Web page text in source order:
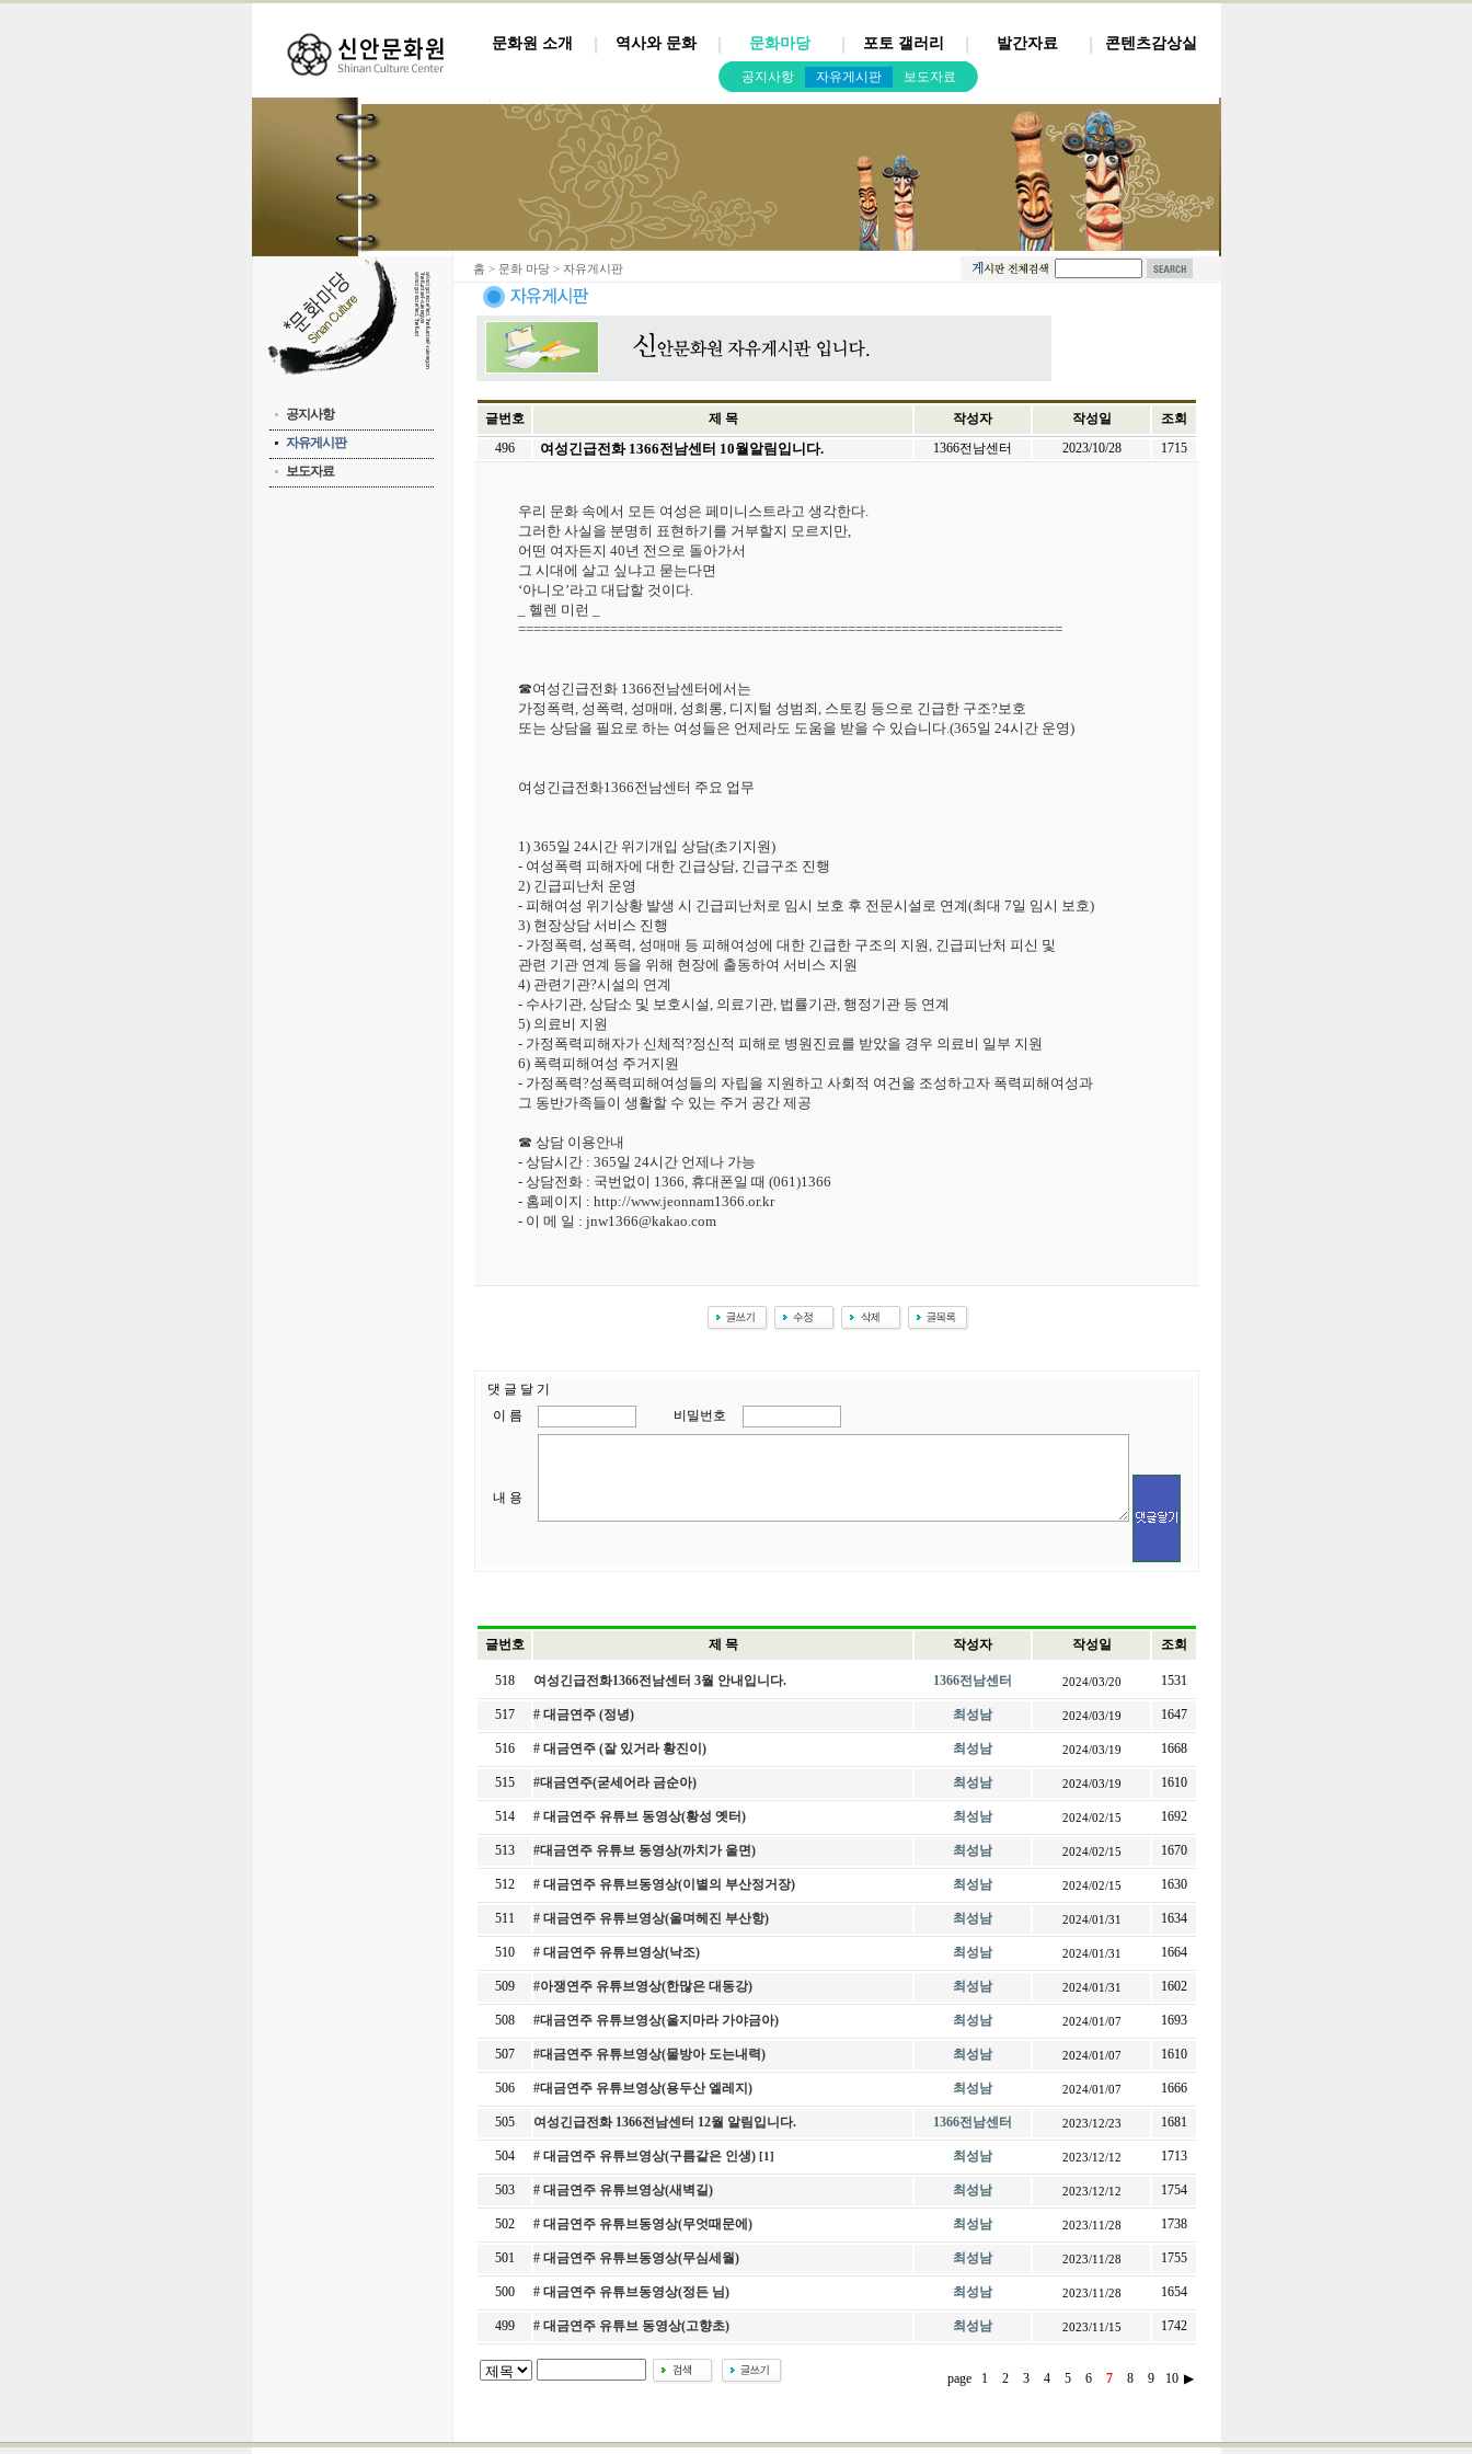
문화원 소개 역사와 문화 문화마당
공지사항 자유게시판 보도자료
포토 갤러리 발간자료 콘텐츠감상실
공지사항
자유게시판
보도자료
홈 > 문화 마당 > 자유게시판
글번호 제 목 작성자 작성일
조회
496
여성긴급전화 1366전남센터 10월알림입니다. 1366전남센터 2023/10/28 1715
우리 문화 속에서 모든 여성은 페미니스트라고 생각한다.
그러한 사실을 분명히 표현하기를 거부할지 모르지만,
어떤 여자든지 40년 전으로 돌아가서
그 시대에 살고 싶냐고 묻는다면
‘아니오’라고 대답할 것이다.
_ 헬렌 미런 _
=======================================================================
☎여성긴급전화 1366전남센터에서는
가정폭력, 성폭력, 성매매, 성희롱, 디지털 성범죄, 스토킹 등으로 긴급한 구조?보호
또는 상담을 필요로 하는 여성들은 언제라도 도움을 받을 수 있습니다.(365일 24시간 운영)
여성긴급전화1366전남센터 주요 업무
1) 365일 24시간 위기개입 상담(초기지원)
- 여성폭력 피해자에 대한 긴급상담, 긴급구조 진행
2) 긴급피난처 운영
- 피해여성 위기상황 발생 시 긴급피난처로 임시 보호 후 전문시설로 연계(최대 7일 임시 보호)
3) 현장상담 서비스 진행
- 가정폭력, 성폭력, 성매매 등 피해여성에 대한 긴급한 구조의 지원, 긴급피난처 피신 및
관련 기관 연계 등을 위해 현장에 출동하여 서비스 지원
4) 관련기관?시설의 연계
- 수사기관, 상담소 및 보호시설, 의료기관, 법률기관, 행정기관 등 연계
5) 의료비 지원
- 가정폭력피해자가 신체적?정신적 피해로 병원진료를 받았을 경우 의료비 일부 지원
6) 폭력피해여성 주거지원
- 가정폭력?성폭력피해여성들의 자립을 지원하고 사회적 여건을 조성하고자 폭력피해여성과
그 동반가족들이 생활할 수 있는 주거 공간 제공
☎ 상담 이용안내
- 상담시간 : 365일 24시간 언제나 가능
- 상담전화 : 국번없이 1366, 휴대폰일 때 (061)1366
- 홈페이지 : http://www.jeonnam1366.or.kr
- 이 메 일 : jnw1366@kakao.com
댓 글 달 기
이 름
비밀번호
내 용
글번호 제 목 작성자 작성일 조회
518 여성긴급전화1366전남센터 3월 안내입니다. 1366전남센터 2024/03/20 1531
517 # 대금연주 (정녕) 최성남 2024/03/19 1647
516 # 대금연주 (잘 있거라 황진이) 최성남 2024/03/19 1668
515 #대금연주(굳세어라 금순아) 최성남 2024/03/19 1610
514 # 대금연주 유튜브 동영상(황성 옛터) 최성남 2024/02/15 1692
513 #대금연주 유튜브 동영상(까치가 울면) 최성남 2024/02/15 1670
512 # 대금연주 유튜브동영상(이별의 부산정거장) 최성남 2024/02/15 1630
511 # 대금연주 유튜브영상(울며헤진 부산항) 최성남 2024/01/31 1634
510 # 대금연주 유튜브영상(낙조) 최성남 2024/01/31 1664
509 #아쟁연주 유튜브영상(한많은 대동강) 최성남 2024/01/31 1602
508 #대금연주 유튜브영상(울지마라 가야금아) 최성남 2024/01/07 1693
507 #대금연주 유튜브영상(물방아 도는내력) 최성남 2024/01/07 1610
506 #대금연주 유튜브영상(용두산 엘레지) 최성남 2024/01/07 1666
505 여성긴급전화 1366전남센터 12월 알림입니다. 1366전남센터 2023/12/23 1681
504 # 대금연주 유튜브영상(구름같은 인생) [1] 최성남 2023/12/12 1713
503 # 대금연주 유튜브영상(새벽길) 최성남 2023/12/12 1754
502 # 대금연주 유튜브동영상(무엇때문에) 최성남 2023/11/28 1738
501 # 대금연주 유튜브동영상(무심세월) 최성남 2023/11/28 1755
500 # 대금연주 유튜브동영상(정든 님) 최성남 2023/11/28 1654
499 # 대금연주 유튜브 동영상(고향초) 최성남 2023/11/15 1742
page 1 2 3 4 5 6 7 8 9 10 ▶